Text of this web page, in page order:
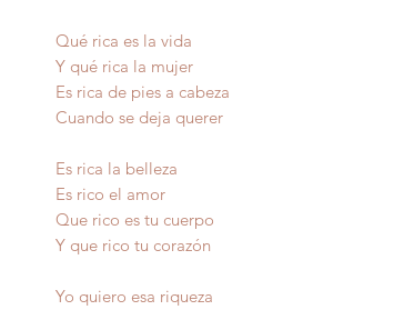
Qué rica es la vida
Y qué rica la mujer
Es rica de pies a cabeza
Cuando se deja querer
Es rica la belleza
Es rico el amor
Que rico es tu cuerpo
Y que rico tu corazón
Yo quiero esa riqueza